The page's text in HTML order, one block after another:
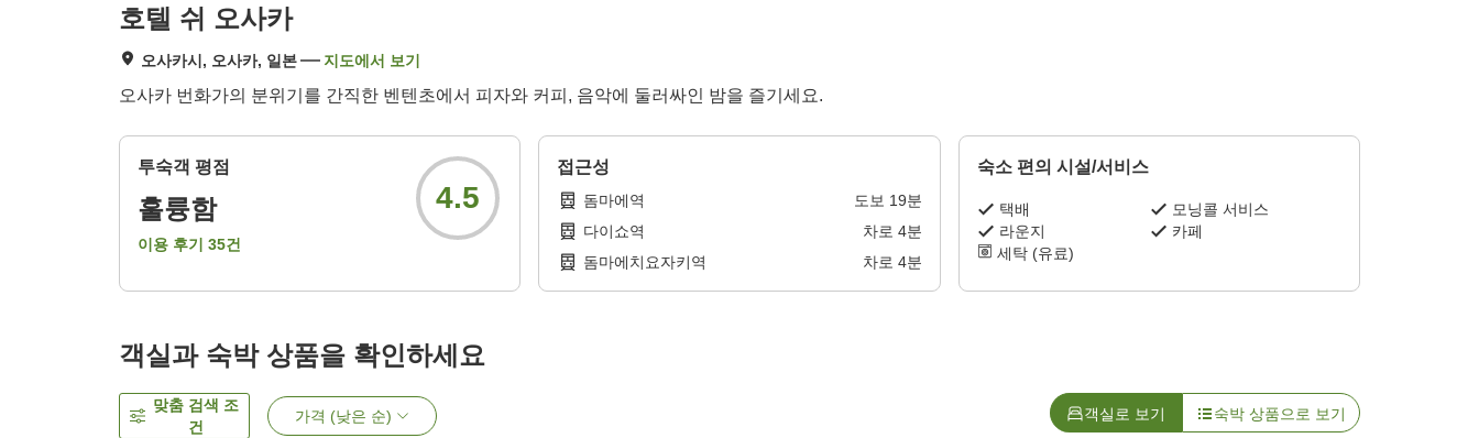
호텔 쉬 오사카
오사카시, 오사카, 일본 지도에서 보기
오사카 번화가의 분위기를 간직한 벤텐초에서 피자와 커피, 음악에 둘러싸인 밤을 즐기세요.
투숙객 평점
훌륭함
이용 후기 35건
4.5
접근성
돔마에역 도보 19분
다이쇼역
차로 4분
돔마에치요자키역
차로 4분
숙소 편의 시설/서비스
택배
모닝콜 서비스
라운지
카페
세탁 (유료)
객실과 숙박 상품을 확인하세요
맞춤 검색 조
건
가격 (낮은 순) 객실로 보기 숙박 상품으로 보기